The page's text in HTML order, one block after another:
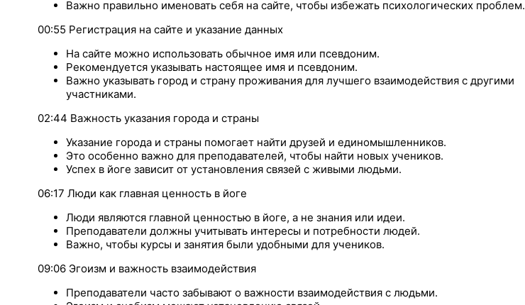
Важно правильно именовать себя на сайте, чтобы избежать психологических проблем.
00:55 Регистрация на сайте и указание данных
На сайте можно использовать обычное имя или псевдоним.
Рекомендуется указывать настоящее имя и псевдоним.
Важно указывать город и страну проживания для лучшего взаимодействия с другими
участниками.
02:44 Важность указания города и страны
Указание города и страны помогает найти друзей и единомышленников.
Это особенно важно для преподавателей, чтобы найти новых учеников.
Успех в йоге зависит от установления связей с живыми людьми.
06:17 Люди как главная ценность в йоге
Люди являются главной ценностью в йоге, а не знания или идеи.
Преподаватели должны учитывать интересы и потребности людей.
Важно, чтобы курсы и занятия были удобными для учеников.
09:06 Эгоизм и важность взаимодействия
Преподаватели часто забывают о важности взаимодействия с людьми.